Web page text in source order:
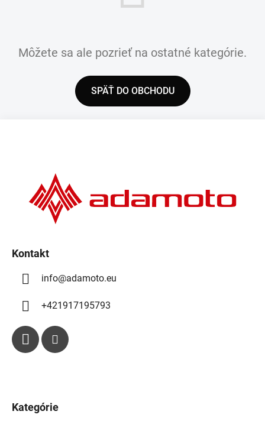
Môžete sa ale pozrieť na ostatné kategórie.
SPÄŤ DO OBCHODU
Kontakt
info@adamoto.eu
+421917195793
Kategórie